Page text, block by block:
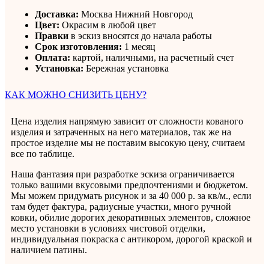
Доставка: Москва Нижний Новгород
Цвет: Окрасим в любой цвет
Правки в эскиз вносятся до начала работы
Срок изготовления: 1 месяц
Оплата: картой, наличными, на расчетный счет
Установка: Бережная установка
КАК МОЖНО СНИЗИТЬ ЦЕНУ?
Цена изделия напрямую зависит от сложности кованого
изделия и затраченных на него материалов, так же на
простое изделие мы не поставим высокую цену, считаем
все по таблице.
Наша фантазия при разработке эскиза ограничивается
только вашими вкусовыми предпочтениями и бюджетом.
Мы можем придумать рисунок и за 40 000 р. за кв/м., если
там будет фактура, радиусные участки, много ручной
ковки, обилие дорогих декоративных элементов, сложное
место установки в условиях чистовой отделки,
индивидуальная покраска с антикором, дорогой краской и
наличием патины.